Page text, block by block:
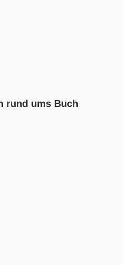
rund ums Buch